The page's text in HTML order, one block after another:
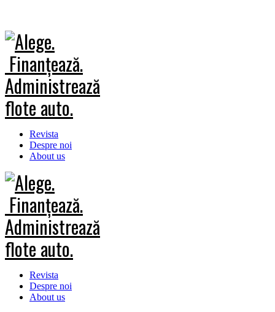
Revista
Despre noi
About us
Revista
Despre noi
About us